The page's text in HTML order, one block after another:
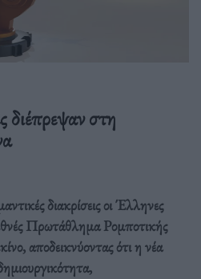
στη
διακρίσεις οι Έλληνες
Πρωτάθλημα Ρομποτικής
αποδεικνύοντας ότι η νέα